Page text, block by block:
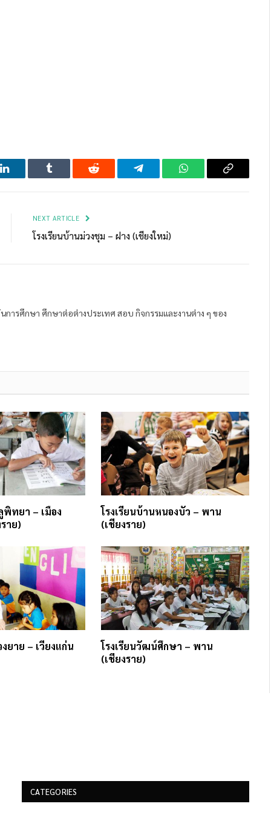
LinkedIn Tumblr Reddit Telegram WhatsAppCopy
NEXT ARTICLE
โรงเรียนบ้านม่วงชุม – ฝาง (เชียงใหม่)
การศึกษา ศึกษาต่อต่างประเทศ สอบ กิจกรรมและงานต่าง ๆ ของ
พิทยา – เมือง
าย)
โรงเรียนบ้านหนองบัว – พาน
(เชียงราย)
ยาย – เวียงแก่น
โรงเรียนวัฒน์ศึกษา – พาน
(เชียงราย)
CATEGORIES